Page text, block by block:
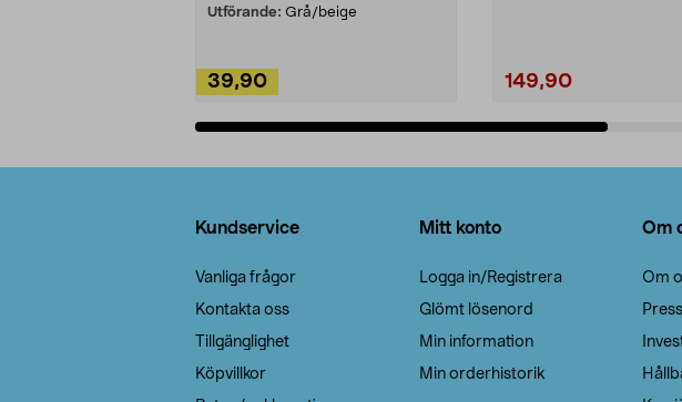
Utförande: Grå/beige
39,90 149,90
Kundservice
Vanliga frågor
Kontakta oss
Tillgänglighet
Köpvillkor
Mitt konto
Logga in/Registrera
Glömt lösenord
Min information
Min orderhistorik
Om
Om
Press